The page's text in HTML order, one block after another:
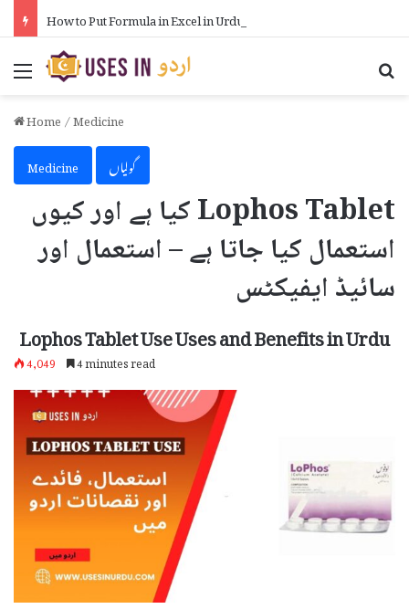
How to Put Formula in Excel in Urdu
Menu
Home/Medicine
Medicine
گولیاں
Lophos Tablet کیا ہے اور کیوں
استعمال کیا جاتا ہے – استعمال اور
سائیڈ ایفیکٹس
Lophos Tablet Use Uses and Benefits in Urdu
4,049 4 minutes read